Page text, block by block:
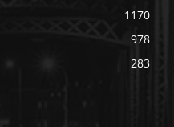
1170
978
283